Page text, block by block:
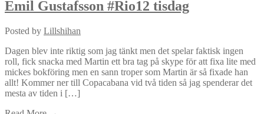
Emil Gustafsson #Rio12 tisdag
Posted by Lillshihan
Dagen blev inte riktig som jag tänkt men det spelar faktisk ingen
roll, fick snacka med Martin ett bra tag på skype för att fixa lite med
mickes bokföring men en sann troper som Martin är så fixade han
allt! Kommer ner till Copacabana vid två tiden så jag spenderar det
mesta av tiden i […]